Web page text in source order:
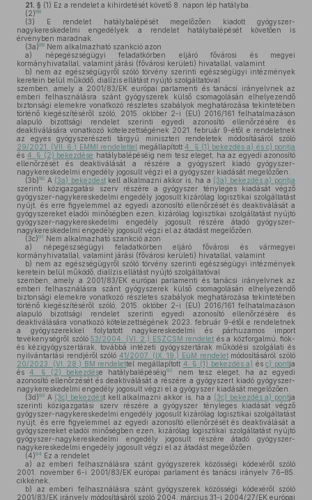
21. § (1) Ez a rendelet a kihirdetését követő 8. napon lép hatályba.
(2)88
(3) E rendelet hatálybalépését megelőzően kiadott gyógyszer-
nagykereskedelmi engedélyek a rendelet hatálybalépését követően is
érvényben maradnak.
(3a)89 Nem alkalmazható szankció azon
a) népegészségügyi feladatkörben eljáró fővárosi és megyei
kormányhivatallal, valamint járási (fővárosi kerületi) hivatallal, valamint
b) nem az egészségügyről szóló törvény szerinti egészségügyi intézmények
keretein belül működő, dialízis ellátást nyújtó szolgáltatóval
szemben, amely a 2001/83/EK európai parlamenti és tanácsi irányelvnek az
emberi felhasználásra szánt gyógyszerek külső csomagolásán elhelyezendő
biztonsági elemekre vonatkozó részletes szabályok meghatározása tekintetében
történő kiegészítéséről szóló, 2015. október 2-i (EU) 2016/161 felhatalmazáson
alapuló bizottsági rendelet szerinti egyedi azonosító ellenőrzésére és
deaktiválására vonatkozó kötelezettségének 2021. február 9-étől e rendeletnek
az egyes gyógyszerészeti tárgyú miniszteri rendeletek módosításáról szóló
29/2021. (VII. 6.) EMMI rendelettel megállapított4. § (1) bekezdés a) és c) pontja
és 4. § (2) bekezdése hatálybalépéséig nem tesz eleget, ha az egyedi azonosító
ellenőrzését és deaktiválását a részére a gyógyszert kiadó gyógyszer-
nagykereskedelmi engedély jogosult végzi el a gyógyszer kiadását megelőzően.
(3b)90 A (3a) bekezdéstkell alkalmazni akkor is, ha a (3a) bekezdés a) pontja
szerinti közigazgatási szerv részére a gyógyszer tényleges kiadását végző
gyógyszer-nagykereskedelmi engedély jogosult kizárólag logisztikai szolgáltatást
nyújt, és erre figyelemmel az egyedi azonosító ellenőrzését és deaktiválását a
gyógyszereket eladói minőségben ezen, kizárólag logisztikai szolgáltatást nyújtó
gyógyszer-nagykereskedelmi engedély jogosult részére átadó gyógyszer-
nagykereskedelmi engedély jogosult végzi el az átadást megelőzően.
(3c)91 Nem alkalmazható szankció azon
a) népegészségügyi feladatkörben eljáró fővárosi és vármegyei
kormányhivatallal, valamint járási (fővárosi kerületi) hivatallal, valamint
b) nem az egészségügyről szóló törvény szerinti egészségügyi intézmények
keretein belül működő, dialízis ellátást nyújtó szolgáltatóval
szemben, amely a 2001/83/EK európai parlamenti és tanácsi irányelvnek az
emberi felhasználásra szánt gyógyszerek külső csomagolásán elhelyezendő
biztonsági elemekre vonatkozó részletes szabályok meghatározása tekintetében
történő kiegészítéséről szóló, 2015. október 2-i (EU) 2016/161 felhatalmazáson
alapuló bizottsági rendelet szerinti egyedi azonosító ellenőrzésére és
deaktiválására vonatkozó kötelezettségének 2023. február 9-étől e rendeletnek
a gyógyszerekkel folytatott nagykereskedelmi és párhuzamos import
tevékenységről szóló 53/2004. (VI. 2.) ESZCSM rendelet és a közforgalmú, fiók-
és kézigyógyszertárak, továbbá intézeti gyógyszertárak működési szolgálati és
nyilvántartási rendjéről szóló 41/2007. (IX. 19.) EüM rendeletmódosításáról szóló
20/2023. (VI. 28.) BM rendelettel megállapított 4. § (1) bekezdés a) ésc) pontja
és4. § (2) bekezdése hatálybalépéséig92
nem tesz eleget, ha az egyedi
azonosító ellenőrzését és deaktiválását a részére a gyógyszert kiadó gyógyszer-
nagykereskedelmi engedély jogosult végzi el a gyógyszer kiadását megelőzően.
(3d)93 A (3c) bekezdést kell alkalmazni akkor is, ha a (3c) bekezdés a) pontja
szerinti közigazgatási szerv részére a gyógyszer tényleges kiadását végző
gyógyszer-nagykereskedelmi engedély jogosult kizárólag logisztikai szolgáltatást
nyújt, és erre figyelemmel az egyedi azonosító ellenőrzését és deaktiválását a
gyógyszereket eladói minőségben ezen, kizárólag logisztikai szolgáltatást nyújtó
gyógyszer-nagykereskedelmi engedély jogosult részére átadó gyógyszer-
nagykereskedelmi engedély jogosult végzi el az átadást megelőzően.
(4)94 Ez a rendelet
a) az emberi felhasználásra szánt gyógyszerek közösségi kódexéről szóló
2001. november 6-i 2001/83/EK európai parlament és tanácsi irányelv 76–85.
cikkének,
b) az emberi felhasználásra szánt gyógyszerek közösségi kódexéről szóló
2001/83/EK irányelv módosításáról szóló 2004. március 31-i 2004/27/EK európai